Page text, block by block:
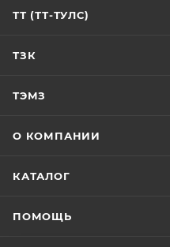
ТТ (ТТ-ТУЛС)
ТЗК
ТЭМЗ
О КОМПАНИИ
КАТАЛОГ
ПОМОЩЬ